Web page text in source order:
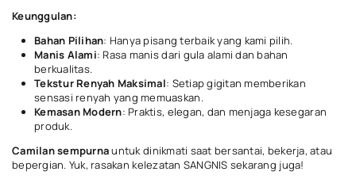
Keunggulan:
Bahan Pilihan: Hanya pisang terbaik yang kami pilih.
Manis Alami: Rasa manis dari gula alami dan bahan
berkualitas.
Tekstur Renyah Maksimal: Setiap gigitan memberikan
sensasi renyah yang memuaskan.
Kemasan Modern: Praktis, elegan, dan menjaga kesegaran
produk.
Camilan sempurnauntuk dinikmati saat bersantai, bekerja, atau
bepergian. Yuk, rasakan kelezatan SANGNIS sekarang juga!